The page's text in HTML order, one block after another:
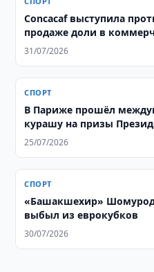
Concacaf выступила
продаже доли в
чемпионата мира
31/07/2026
СПОРТ
В Париже прошёл
курашу на призы
25/07/2026
СПОРТ
«Башакшехир»
выбыл из еврокубков
30/07/2026